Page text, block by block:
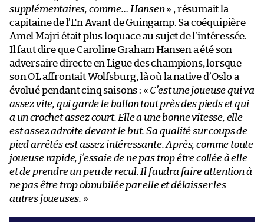
supplémentaires, comme… Hansen» , résumait la
capitaine de l’En Avant de Guingamp. Sa coéquipière
Amel Majri était plus loquace au sujet de l’intéressée.
Il faut dire que Caroline Graham Hansen a été son
adversaire directe en Ligue des champions, lorsque
son OL affrontait Wolfsburg, là où la native d’Oslo a
évolué pendant cinq saisons : « C’est une joueuse qui va
assez vite, qui garde le ballon tout près des pieds et qui
a un crochet assez court. Elle a une bonne vitesse, elle
est assez adroite devant le but. Sa qualité sur coups de
pied arrêtés est assez intéressante. Après, comme toute
joueuse rapide, j’essaie de ne pas trop être collée à elle
et de prendre un peu de recul. Il faudra faire attention à
ne pas être trop obnubilée par elle et délaisser les
autres joueuses. »